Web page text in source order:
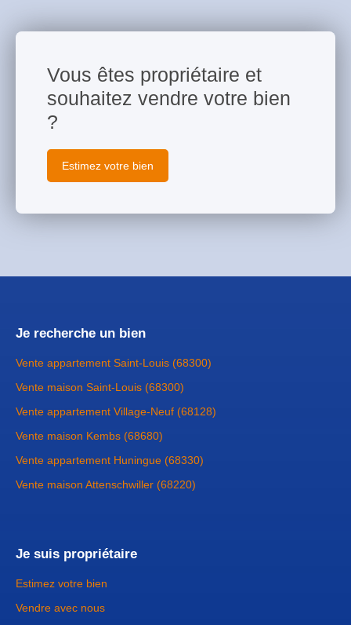
Vous êtes propriétaire et
souhaitez vendre votre bien
?
Estimez votre bien
Je recherche un bien
Vente appartement Saint-Louis (68300)
Vente maison Saint-Louis (68300)
Vente appartement Village-Neuf (68128)
Vente maison Kembs (68680)
Vente appartement Huningue (68330)
Vente maison Attenschwiller (68220)
Je suis propriétaire
Estimez votre bien
Vendre avec nous